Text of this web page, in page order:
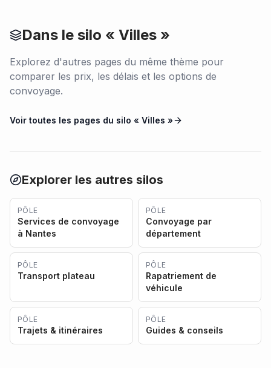
Dans le silo « Villes »
Explorez d'autres pages du même thème pour
comparer les prix, les délais et les options de
convoyage.
Voir toutes les pages du silo « Villes »
Explorer les autres silos
PÔLE
Services de convoyage
à Nantes
PÔLE
Convoyage par
département
PÔLE
Transport plateau
PÔLE
Rapatriement de
véhicule
PÔLE
Trajets & itinéraires
PÔLE
Guides & conseils